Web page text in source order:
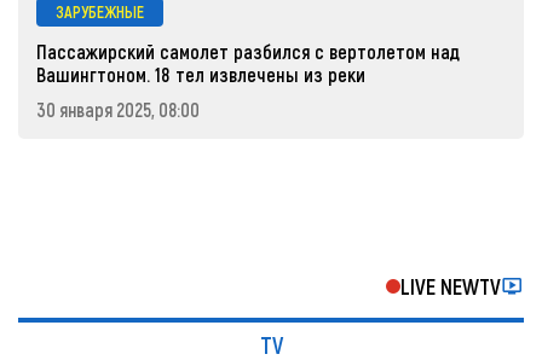
ЗАРУБЕЖНЫЕ
Пассажирский самолет разбился с вертолетом над
Вашингтоном. 18 тел извлечены из реки
30 января 2025, 08:00
LIVE NEWTV
TV